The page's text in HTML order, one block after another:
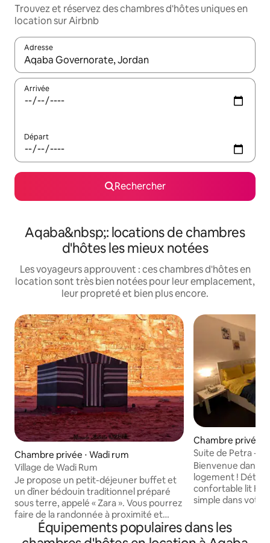
Trouvez et réservez des chambres d'hôtes uniques en
location sur Airbnb
Adresse
Lorsque les résultats s'affichent, utilisez les flèches vers le
Arrivée
Départ
Rechercher
Aqaba&nbsp;: locations de chambres
d'hôtes les mieux notées
Les voyageurs approuvent : ces chambres d'hôtes en
location sont très bien notées pour leur emplacement,
leur propreté et bien plus encore.
Chambre privée ⋅ Wadi rum
Village de Wadi Rum
Je propose un petit-déjeuner buffet et
un dîner bédouin traditionnel préparé
sous terre, appelé « Zara ». Vous pourrez
faire de la randonnée à proximité et
profiter d'une excursion en 4x4 dans le
désert pour découvrir des sites tels que
Chambre privée ⋅
Suite de Petra - 2
Chambre d'hôtes
Bienvenue dans
logement !
confortable lit
simple dans
douche moderne
jardin partagé, de
Équipements populaires dans les